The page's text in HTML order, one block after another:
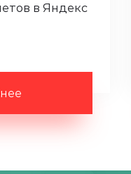
в Яндекс